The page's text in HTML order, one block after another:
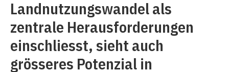
Landnutzungswandel als
zentrale Herausforderungen
einschliesst, sieht auch
grösseres Potenzial in